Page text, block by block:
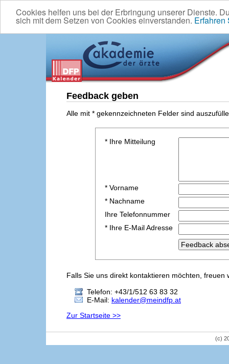
Cookies helfen uns bei der Erbringung unserer Dienste.
sich mit dem Setzen von Cookies einverstanden. Erfahren
Feedback geben
Alle mit * gekennzeichneten Felder sind
* Ihre Mitteilung
* Vorname
* Nachname
Ihre Telefonnummer
* Ihre E-Mail Adresse
Falls Sie uns direkt kontaktieren möchten,
Telefon: +43/1/512 63 83 32
E-Mail: kalender@meindfp.at
Zur Startseite >>
(c)